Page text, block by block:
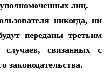
лиц.
никогда, ни
переданы третьим
связанных с
законодательства.